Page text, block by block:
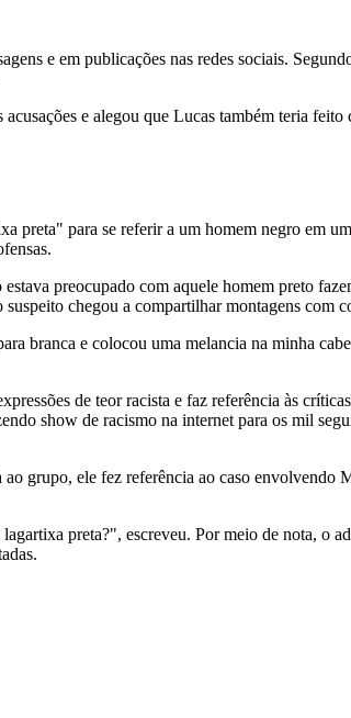
e em publicações nas redes sociais.
e alegou que Lucas também teria feito
para se referir a um homem negro em
preocupado com aquele homem preto
chegou a compartilhar montagens com
branca e colocou uma melancia na minha
de teor racista e faz referência às
show de racismo na internet para os mil
grupo, ele fez referência ao caso envolvendo
preta?", escreveu. Por meio de nota, o